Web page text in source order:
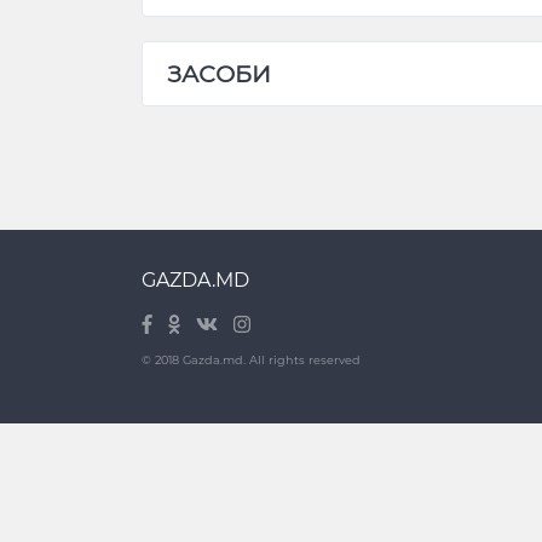
ЗАСОБИ
GAZDA.MD
© 2018 Gazda.md. All rights reserved